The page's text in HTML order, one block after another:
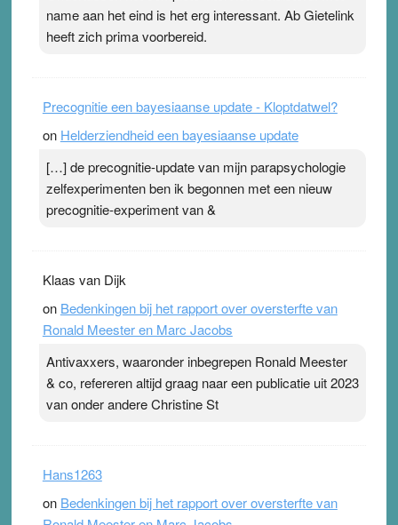
name aan het eind is het erg interessant. Ab Gietelink
heeft zich prima voorbereid.
Precognitie een bayesiaanse update - Kloptdatwel?
on Helderziendheid een bayesiaanse update
[…] de precognitie-update van mijn parapsychologie
zelfexperimenten ben ik begonnen met een nieuw
precognitie-experiment van &
Klaas van Dijk
on Bedenkingen bij het rapport over oversterfte van
Ronald Meester en Marc Jacobs
Antivaxxers, waaronder inbegrepen Ronald Meester
& co, refereren altijd graag naar een publicatie uit 2023
van onder andere Christine St
Hans1263
on Bedenkingen bij het rapport over oversterfte van